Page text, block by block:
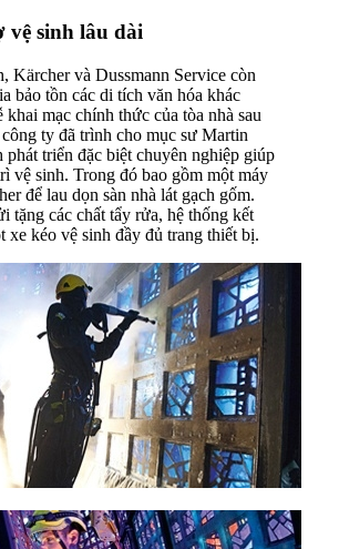
vệ sinh lâu dài
Kärcher và Dussmann Service còn
bảo tồn các di tích văn hóa khác
mạc chính thức của tòa nhà sau
ty đã trình cho mục sư Martin
phát triển đặc biệt chuyên nghiệp giúp
vệ sinh. Trong đó bao gồm một máy
để lau dọn sàn nhà lát gạch gốm.
tặng các chất tẩy rửa, hệ thống kết
xe kéo vệ sinh đầy đủ trang thiết bị.